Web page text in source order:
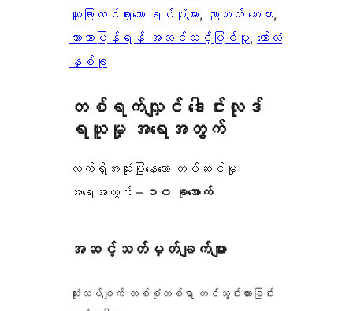
ထူးခြားထင်ရှားသော ရုပ်ပုံများ, ညာဘက် ဘေးဘား
ဘာသာပြန်ရန် အဆင်သင့်ဖြစ်မှု, ကော်လံ
နှစ်ခု
တစ်ရက်လျှင် ဒေါင်းလုဒ်
ရယူမှု အရေအတွက်
လက်ရှိအသုံးပြုနေသော တပ်ဆင်မှု
အရေအတွက် – ၁၀ ခုအောက်
အဆင့်သတ်မှတ်ချက်များ
သုံးသပ်ချက် တစ်စုံတစ်ရာ တင်သွင်းထားခြင်း